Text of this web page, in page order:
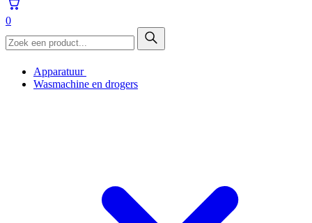
0
Apparatuur
Wasmachine en drogers